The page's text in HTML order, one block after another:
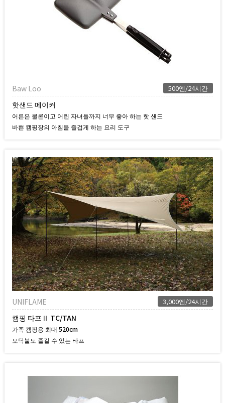
Baw Loo 500엔/24시간
핫샌드 메이커
어른은 물론이고 어린 자녀들까지 너무 좋아 하는 핫 샌드
바쁜 캠핑장의 아침을 즐겁게 하는 요리 도구
UNIFLAME 3,000엔/24시간
캠핑 타프Ⅱ TC/TAN
가족 캠핑용 최대 520cm
모닥불도 즐길 수 있는 타프